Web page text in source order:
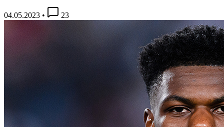
04.05.2023 • 23